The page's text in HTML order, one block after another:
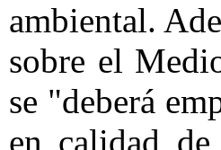
ambiental.
sobre el
se "deberá
en calidad